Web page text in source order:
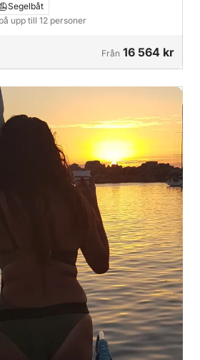
Segelbåt
upp till 12 personer
Från 16 564 kr